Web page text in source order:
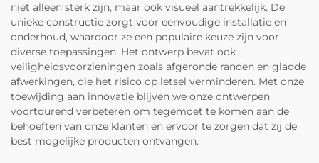
niet alleen sterk zijn, maar ook visueel aantrekkelijk. De
unieke constructie zorgt voor eenvoudige installatie en
onderhoud, waardoor ze een populaire keuze zijn voor
diverse toepassingen. Het ontwerp bevat ook
veiligheidsvoorzieningen zoals afgeronde randen en gladde
afwerkingen, die het risico op letsel verminderen. Met onze
toewijding aan innovatie blijven we onze ontwerpen
voortdurend verbeteren om tegemoet te komen aan de
behoeften van onze klanten en ervoor te zorgen dat zij de
best mogelijke producten ontvangen.